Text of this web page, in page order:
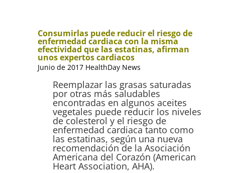
Consumirlas puede reducir el riesgo de
enfermedad cardiaca con la misma
efectividad que las estatinas, afirman
unos expertos cardiacos
Junio de 2017 HealthDay News
Reemplazar las grasas saturadas
por otras más saludables
encontradas en algunos aceites
vegetales puede reducir los niveles
de colesterol y el riesgo de
enfermedad cardiaca tanto como
las estatinas, según una nueva
recomendación de la Asociación
Americana del Corazón (American
Heart Association, AHA).